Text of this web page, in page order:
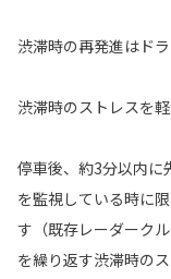
渋滞時の再発進はド
渋滞時のストレスを軽
停車後、約3分以内に
を監視している時に
す（既存レーダーク
を繰り返す渋滞時の